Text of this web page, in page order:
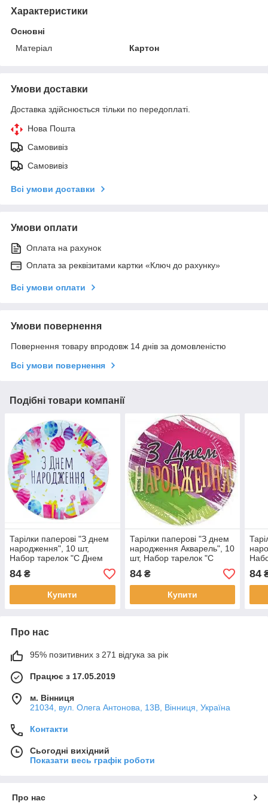
Характеристики
Основні
Матеріал
Картон
Умови доставки
Доставка здійснюється тільки по передоплаті.
Нова Пошта
Самовивіз
Самовивіз
Всі умови доставки
Умови оплати
Оплата на рахунок
Оплата за реквізитами картки «Ключ до рахунку»
Всі умови оплати
Умови повернення
Повернення товару впродовж 14 днів за домовленістю
Всі умови повернення
Подібні товари компанії
Тарілки паперові "З днем
народження", 10 шт,
Набор тарелок "С Днем
Рождения"
84 ₴
Купити
Тарілки паперові "З днем
народження Акварель", 10
шт, Набор тарелок "С
Днем Рождения"
84₴
Купити
84
Про нас
95% позитивних з 271 відгука за рік
Працює з 17.05.2019
м. Вінниця
21034, вул. Олега Антонова, 13В, Вінниця, Україна
Контакти
Сьогодні вихідний
Показати весь графік роботи
Про нас